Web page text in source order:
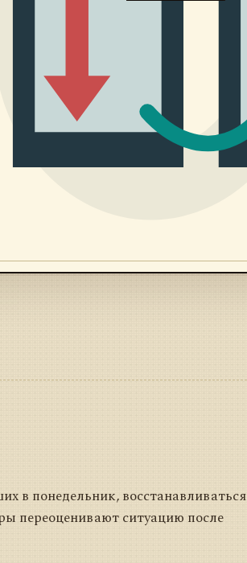
в понедельник, восстанавливаться
переоценивают ситуацию после